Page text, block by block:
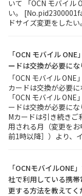
いて 「OCN モバイル
い。
ドサイズ変更をした
「OCN モバイル
ードは交換が必要にな
「OCN モバイル
カードは交換が必要に
「OCN モバイル
ードは交換が必要に
Mカードは引き続き
用される月（変更を
前1時以降］）より、
「OCNモバイルONE
社で利用している携
更する方法を教えてく